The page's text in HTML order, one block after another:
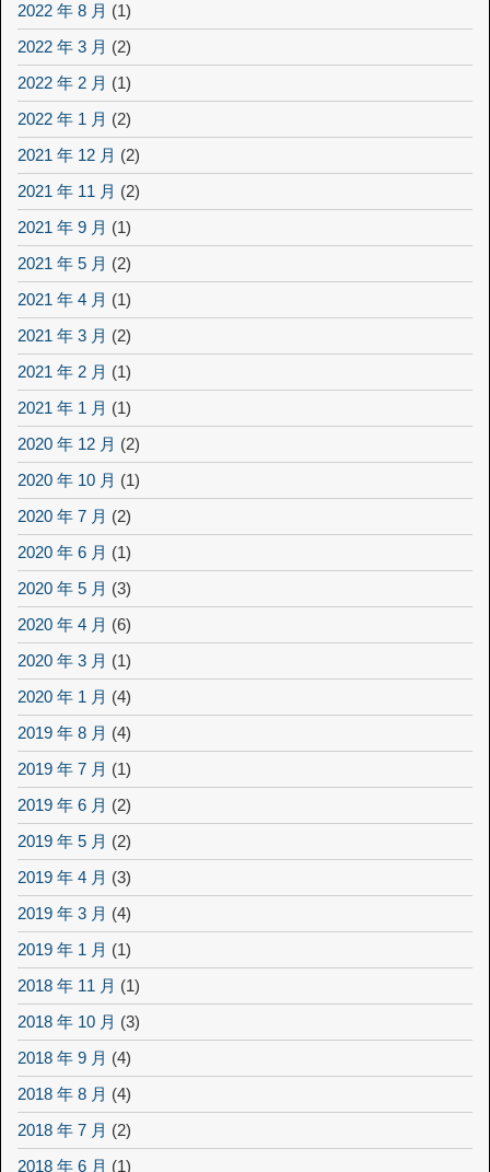
2022 年 8 月 (1)
2022 年 3 月 (2)
2022 年 2 月 (1)
2022 年 1 月 (2)
2021 年 12 月 (2)
2021 年 11 月 (2)
2021 年 9 月 (1)
2021 年 5 月 (2)
2021 年 4 月 (1)
2021 年 3 月 (2)
2021 年 2 月 (1)
2021 年 1 月 (1)
2020 年 12 月 (2)
2020 年 10 月 (1)
2020 年 7 月 (2)
2020 年 6 月 (1)
2020 年 5 月 (3)
2020 年 4 月 (6)
2020 年 3 月 (1)
2020 年 1 月 (4)
2019 年 8 月 (4)
2019 年 7 月 (1)
2019 年 6 月 (2)
2019 年 5 月 (2)
2019 年 4 月 (3)
2019 年 3 月 (4)
2019 年 1 月 (1)
2018 年 11 月 (1)
2018 年 10 月 (3)
2018 年 9 月 (4)
2018 年 8 月 (4)
2018 年 7 月 (2)
2018 年 6 月 (1)